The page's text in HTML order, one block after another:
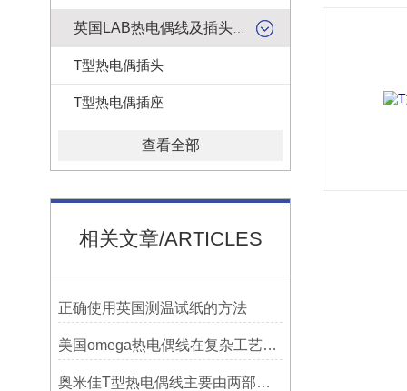
T型热电偶插头
T型热电偶插座
查看全部
相关文章/ARTICLES
正确使用英国测温试纸的方法
美国omega热电偶线在复杂工艺中的角色
奥米佳T型热电偶线主要由两部分组成